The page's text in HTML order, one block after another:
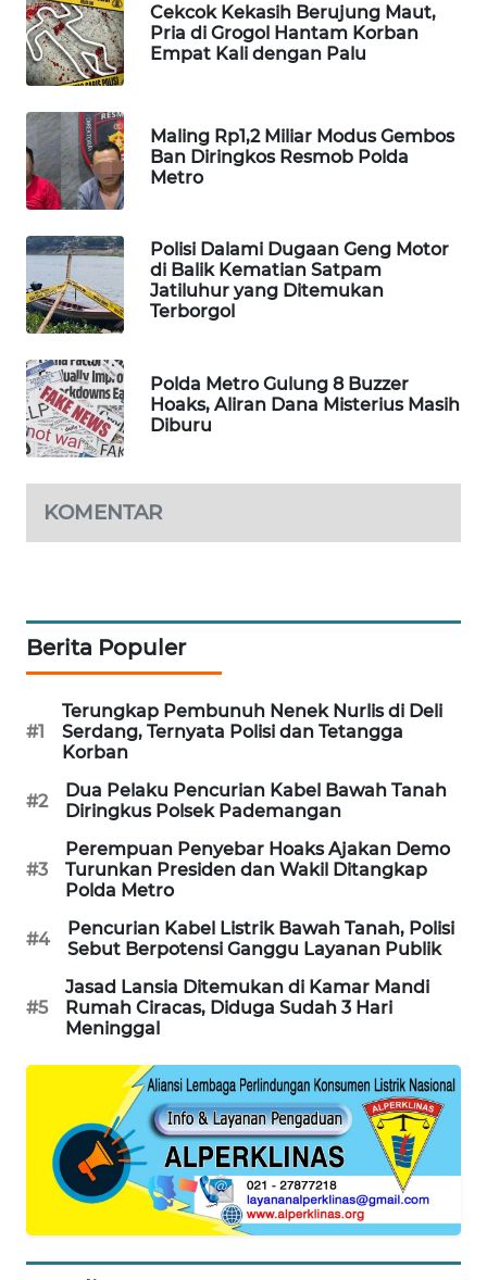
Cekcok Kekasih Berujung Maut,
Pria di Grogol Hantam Korban
Empat Kali dengan Palu
Maling Rp1,2 Miliar Modus Gembos
Ban Diringkos Resmob Polda
Metro
Polisi Dalami Dugaan Geng Motor
di Balik Kematian Satpam
Jatiluhur yang Ditemukan
Terborgol
Polda Metro Gulung 8 Buzzer
Hoaks, Aliran Dana Misterius Masih
Diburu
KOMENTAR
Berita Populer
#1
Terungkap Pembunuh Nenek Nurlis di Deli
Serdang, Ternyata Polisi dan Tetangga
Korban
#2
Dua Pelaku Pencurian Kabel Bawah Tanah
Diringkus Polsek Pademangan
#3
Perempuan Penyebar Hoaks Ajakan Demo
Turunkan Presiden dan Wakil Ditangkap
Polda Metro
#4
Pencurian Kabel Listrik Bawah Tanah, Polisi
Sebut Berpotensi Ganggu Layanan Publik
#5
Jasad Lansia Ditemukan di Kamar Mandi
Rumah Ciracas, Diduga Sudah 3 Hari
Meninggal
PLN
WATCH
LPKKI
LKKI
KOPEKLIN
PORTAL
FORWAMKI
FORJASIDA
SITUNGIR
SIDIKALANG
NEWS
SIBARAGAS
NEWS
METRO
SIANTAR
NEWS
METRO
MEDAN
JAKARTA
NEWS
NEWS